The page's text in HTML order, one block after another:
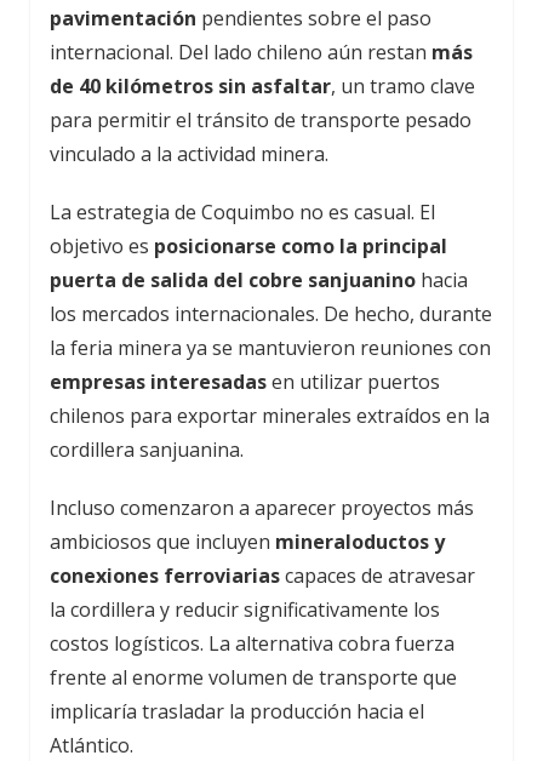
pavimentación pendientes sobre el paso
internacional. Del lado chileno aún restan más
de 40 kilómetros sin asfaltar, un tramo clave
para permitir el tránsito de transporte pesado
vinculado a la actividad minera.
La estrategia de Coquimbo no es casual. El
objetivo es posicionarse como la principal
puerta de salida del cobre sanjuanino hacia
los mercados internacionales. De hecho, durante
la feria minera ya se mantuvieron reuniones con
empresas interesadasen utilizar puertos
chilenos para exportar minerales extraídos en la
cordillera sanjuanina.
Incluso comenzaron a aparecer proyectos más
ambiciosos que incluyen mineraloductos y
conexiones ferroviariascapaces de atravesar
la cordillera y reducir significativamente los
costos logísticos. La alternativa cobra fuerza
frente al enorme volumen de transporte que
implicaría trasladar la producción hacia el
Atlántico.